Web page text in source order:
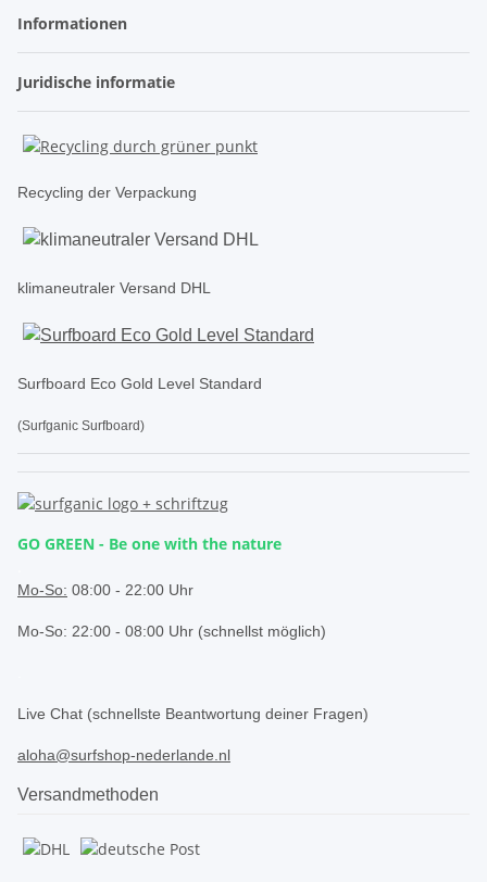
Informationen
Juridische informatie
Recycling der Verpackung
klimaneutraler Versand DHL
Surfboard Eco Gold Level Standard
(Surfganic Surfboard)
GO GREEN - Be one with the nature
Mo-So: 08:00 - 22:00 Uhr
Mo-So: 22:00 - 08:00 Uhr (schnellst möglich)
Live Chat (schnellste Beantwortung deiner Fragen)
aloha@surfshop-nederlande.nl
Versandmethoden